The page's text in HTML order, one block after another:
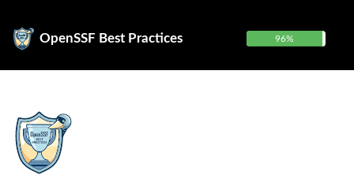
OpenSSF Best Practices 96%